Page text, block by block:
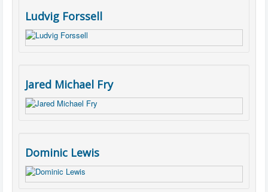
Ludvig Forssell
Jared Michael Fry
Dominic Lewis